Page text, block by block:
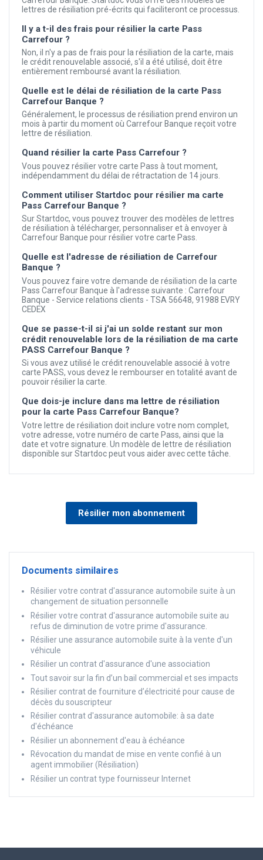
lettres de résiliation pré-écrits qui faciliteront ce processus.
Il y a t-il des frais pour résilier la carte Pass
Carrefour ?
Non, il n'y a pas de frais pour la résiliation de la carte, mais
le crédit renouvelable associé, s'il a été utilisé, doit être
entièrement remboursé avant la résiliation.
Quelle est le délai de résiliation de la carte Pass
Carrefour Banque ?
Généralement, le processus de résiliation prend environ un
mois à partir du moment où Carrefour Banque reçoit votre
lettre de résiliation.
Quand résilier la carte Pass Carrefour ?
Vous pouvez résilier votre carte Pass à tout moment,
indépendamment du délai de rétractation de 14 jours.
Comment utiliser Startdoc pour résilier ma carte
Pass Carrefour Banque ?
Sur Startdoc, vous pouvez trouver des modèles de lettres
de résiliation à télécharger, personnaliser et à envoyer à
Carrefour Banque pour résilier votre carte Pass.
Quelle est l'adresse de résiliation de Carrefour
Banque ?
Vous pouvez faire votre demande de résiliation de la carte
Pass Carrefour Banque à l'adresse suivante : Carrefour
Banque - Service relations clients - TSA 56648, 91988 EVRY
CEDEX
Que se passe-t-il si j'ai un solde restant sur mon
crédit renouvelable lors de la résiliation de ma carte
PASS Carrefour Banque ?
Si vous avez utilisé le crédit renouvelable associé à votre
carte PASS, vous devez le rembourser en totalité avant de
pouvoir résilier la carte.
Que dois-je inclure dans ma lettre de résiliation
pour la carte Pass Carrefour Banque?
Votre lettre de résiliation doit inclure votre nom complet,
votre adresse, votre numéro de carte Pass, ainsi que la
date et votre signature. Un modèle de lettre de résiliation
disponible sur Startdoc peut vous aider avec cette tâche.
Résilier mon abonnement
Documents similaires
Résilier votre contrat d'assurance automobile suite à un
changement de situation personnelle
Résilier votre contrat d'assurance automobile suite au
refus de diminution de votre prime d'assurance.
Résilier une assurance automobile suite à la vente d'un
véhicule
Résilier un contrat d'assurance d'une association
Tout savoir sur la fin d’un bail commercial et ses impacts
Résilier contrat de fourniture d’électricité pour cause de
décès du souscripteur
Résilier contrat d'assurance automobile: à sa date
d'échéance
Résilier un abonnement d'eau à échéance
Révocation du mandat de mise en vente confié à un
agent immobilier (Résiliation)
Résilier un contrat type fournisseur Internet